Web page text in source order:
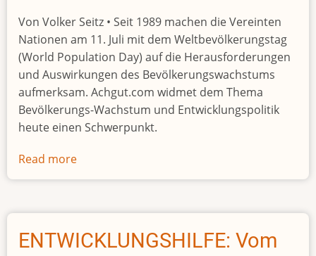
Von Volker Seitz • Seit 1989 machen die Vereinten
Nationen am 11. Juli mit dem Weltbevölkerungstag
(World Population Day) auf die Herausforderungen
und Auswirkungen des Bevölkerungswachstums
aufmerksam. Achgut.com widmet dem Thema
Bevölkerungs-Wachstum und Entwicklungspolitik
heute einen Schwerpunkt.
Read more
Afrikas
bleibt
alarmierend
ENTWICKLUNGSHILFE: Vom